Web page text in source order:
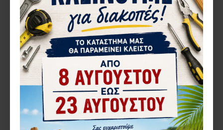
Einhell 503.4340425
ΔΙΣΚΟΠΡΙΟΝΟ EINHELL TC-
TS210 4340425
ΚΑΛΆΘΙ
Αγορά
Einhell 0503.4330937
ΔΙΣΚΟΠΡΙΟΝΟ EINHELL TH-
CS 1400/1 1400W (4330937)
ΚΑΛΆΘΙ
Αγορά